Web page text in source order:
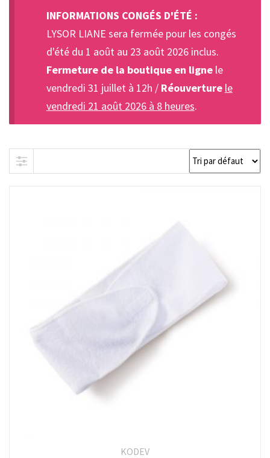
INFORMATIONS CONGÉS D'ÉTÉ :
LYSOR LIANE sera fermée pour les congés
d'été du 1 août au 23 août 2026 inclus.
Fermeture de la boutique en lignele
vendredi 31 juillet à 12h / Réouverture le
vendredi 21 août 2026 à 8 heures.
KODEV